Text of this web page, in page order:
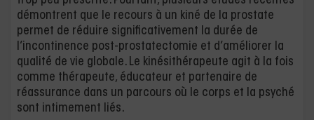
démontrent que le recours à un kiné de la prostate
permet de réduire significativement la durée de
l’incontinence post-prostatectomie et d’améliorer la
qualité de vie globale. Le kinésithérapeute agit à la fois
comme thérapeute, éducateur et partenaire de
réassurance dans un parcours où le corps et la psyché
sont intimement liés.